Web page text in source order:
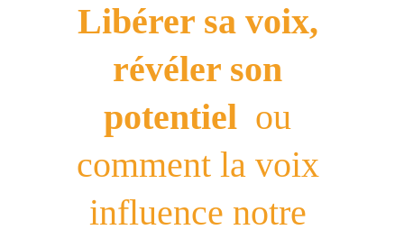
Libérer sa voix,
révéler son
potentiel ou
comment la voix
influence notre